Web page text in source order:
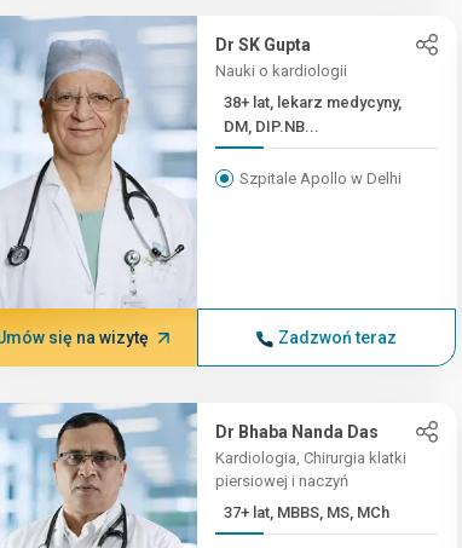
Dr SK Gupta
Nauki o kardiologii
38+ lat, lekarz medycyny,
DM, DIP.NB...
Szpitale Apollo w Delhi
się na wizytę Zadzwoń teraz
Dr Bhaba Nanda Das
Kardiologia, Chirurgia klatki
piersiowej i naczyń
37+ lat, MBBS, MS, MCh